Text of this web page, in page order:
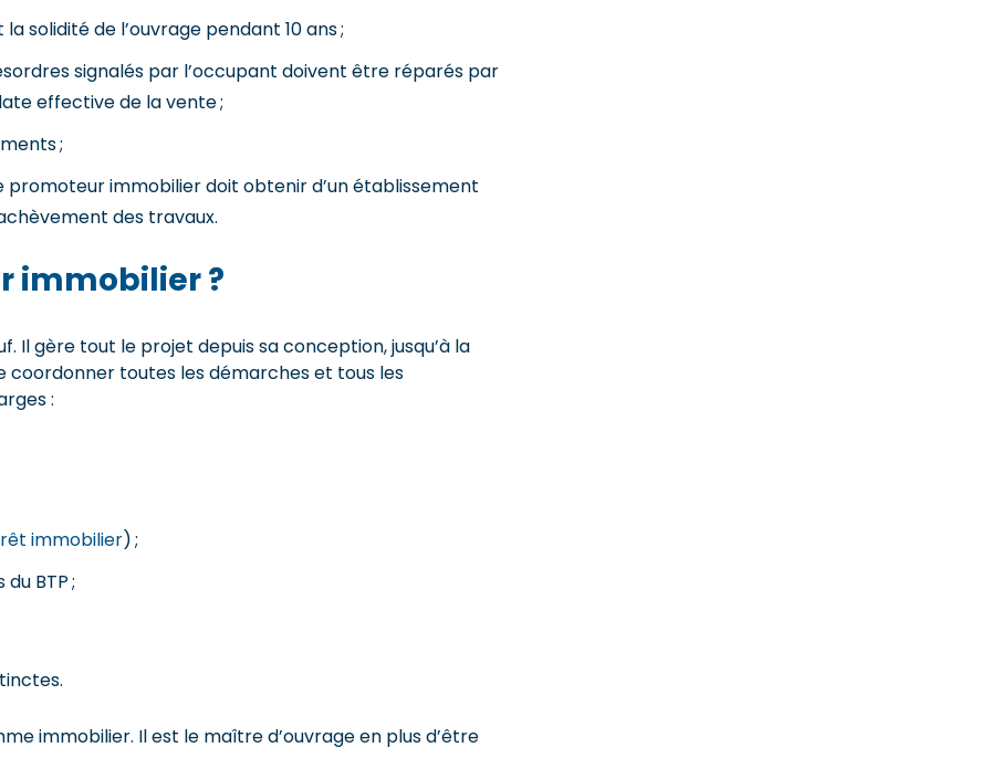
solidité de l’ouvrage pendant 10 ans ;
signalés par l’occupant doivent être réparés par
effective de la vente ;
;
promoteur immobilier doit obtenir d’un établissement
des travaux.
immobilier ?
Il gère tout le projet depuis sa conception, jusqu’à la
coordonner toutes les démarches et tous les
:
immobilier) ;
BTP ;
immobilier. Il est le maître d’ouvrage en plus d’être